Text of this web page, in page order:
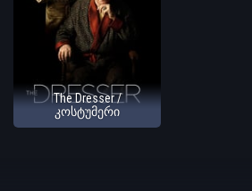
The Dresser /
კოსტუმერი